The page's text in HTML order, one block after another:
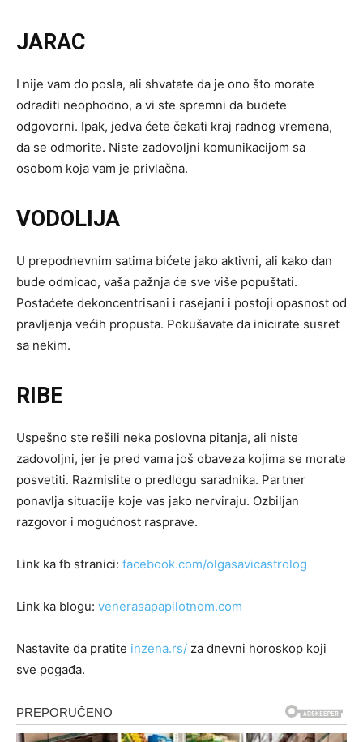
JARAC
I nije vam do posla, ali shvatate da je ono što morate
odraditi neophodno, a vi ste spremni da budete
odgovorni. Ipak, jedva ćete čekati kraj radnog vremena,
da se odmorite. Niste zadovoljni komunikacijom sa
osobom koja vam je privlačna.
VODOLIJA
U prepodnevnim satima bićete jako aktivni, ali kako dan
bude odmicao, vaša pažnja će sve više popuštati.
Postaćete dekoncentrisani i rasejani i postoji opasnost od
pravljenja većih propusta. Pokušavate da inicirate susret
sa nekim.
RIBE
Uspešno ste rešili neka poslovna pitanja, ali niste
zadovoljni, jer je pred vama još obaveza kojima se morate
posvetiti. Razmislite o predlogu saradnika. Partner
ponavlja situacije koje vas jako nerviraju. Ozbiljan
razgovor i mogućnost rasprave.
Link ka fb stranici: facebook.com/olgasavicastrolog
Link ka blogu: venerasapapilotnom.com
Nastavite da pratite inzena.rs/ za dnevni horoskop koji
sve pogađa.